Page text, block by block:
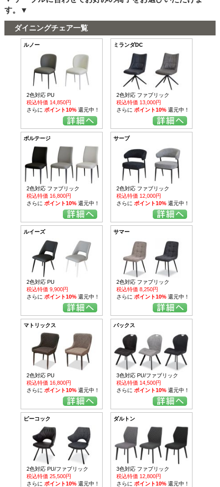
す。▼
ダイニングチェア一覧
ルノー
2色対応 PU
税込特価 14,850円
さらに ポイント10% 還元中！
ミランダDC
2色対応 ファブリック
税込特価 13,000円
さらに ポイント10% 還元中！
ボルテージ
2色対応 ファブリック
税込特価 16,800円
さらに ポイント10% 還元中！
サーブ
2色対応 ファブリック
税込特価 12,000円
さらに ポイント10% 還元中！
ルイーズ
2色対応 PU
税込特価 9,900円
さらに ポイント10% 還元中！
サマー
2色対応 ファブリック
税込特価 8,250円
さらに ポイント10% 還元中！
マトリックス
2色対応 PU
税込特価 16,800円
さらに ポイント10% 還元中！
バックス
3色対応 PU/ファブリック
税込特価 14,500円
さらに ポイント10% 還元中！
ピーコック
2色対応 PU/ファブリック
税込特価 25,500円
さらに ポイント10% 還元中！
ダルトン
3色対応 ファブリック
税込特価 12,800円
さらに ポイント10% 還元中！